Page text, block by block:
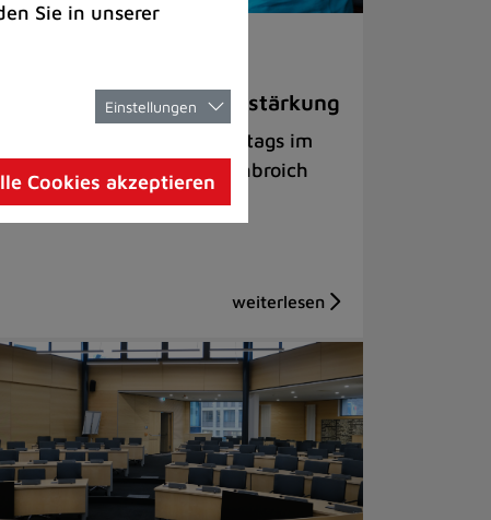
Fidelia sucht Verstärkung
trifft sich immer montags im
Tiefenbroich
Sie in unserer
Einstellungen
Cookies akzeptieren